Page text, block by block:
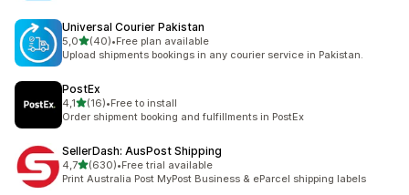
Universal Courier Pakistan
5,0de 5 estrelas
(40)
40 total de avaliações
•Free plan available
Upload shipments bookings in any courier service in Pakistan.
PostEx
4,1de 5 estrelas
(16)
16 total de avaliações
•Free to install
Order shipment booking and fulfillments in PostEx
SellerDash: AusPost Shipping
4,7de 5 estrelas
(630)
630 total de avaliações
•Free trial available
Print Australia Post MyPost Business & eParcel shipping labels